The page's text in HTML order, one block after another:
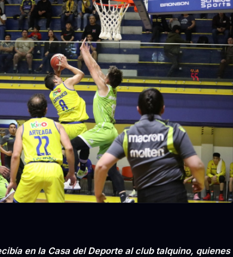
en la Casa del Deporte al club talquino, quienes